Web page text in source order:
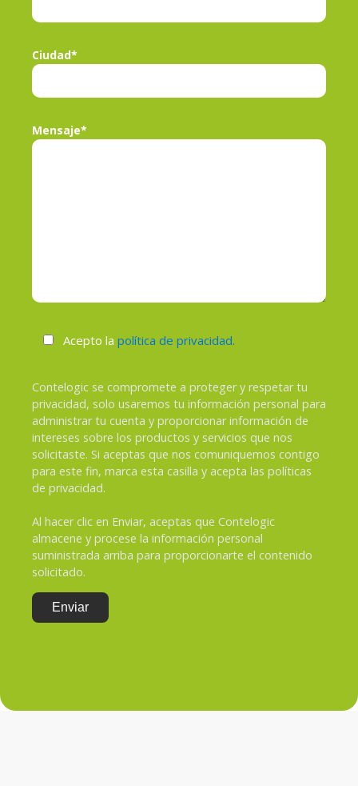
Ciudad*
Mensaje*
Acepto la política de privacidad.
Contelogic se compromete a proteger y respetar tu
privacidad, solo usaremos tu información personal para
administrar tu cuenta y proporcionar información de
intereses sobre los productos y servicios que nos
solicitaste. Si aceptas que nos comuniquemos contigo
para este fin, marca esta casilla y acepta las políticas
de privacidad.
Al hacer clic en Enviar, aceptas que Contelogic
almacene y procese la información personal
suministrada arriba para proporcionarte el contenido
solicitado.